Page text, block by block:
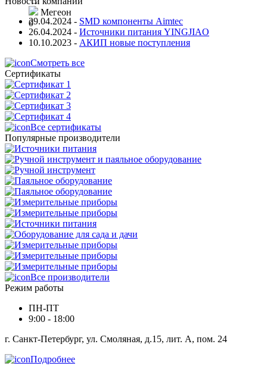
Мегеон
0
29.04.2024 - SMD компоненты Aimtec
26.04.2024 - Источники питания YINGJIAO
10.10.2023 - АКИП новые поступления
Смотреть все
Сертификаты
Все сертификаты
Популярные производители
Все производители
Режим работы
ПН-ПТ
9:00 - 18:00
г. Санкт-Петербург, ул. Смоляная, д.15, лит. А, пом. 24
Подробнее